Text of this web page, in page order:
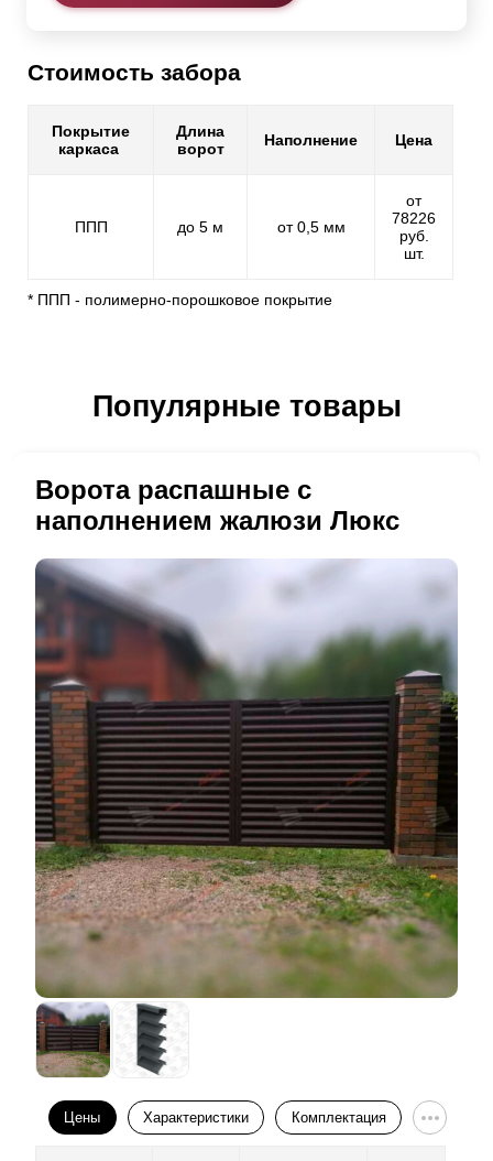
Стоимость забора
Покрытие
каркаса
Длина
ворот
Наполнение Цена
ППП до 5 м от 0,5 мм
от
78226
руб.
шт.
* ППП - полимерно-порошковое покрытие
Популярные товары
Ворота распашные с
наполнением жалюзи Люкс
Цены Характеристики Комплектация